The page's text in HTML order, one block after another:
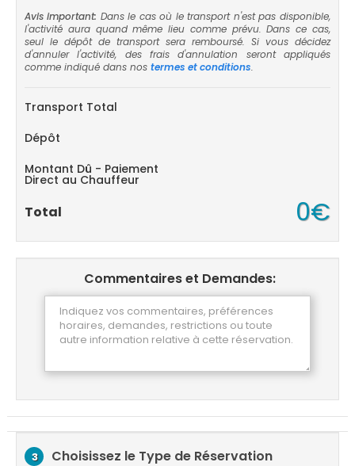
Avis important: Dans le cas où le transport n'est pas disponible,
l'activité aura quand même lieu comme prévu. Dans ce cas,
seul le dépôt de transport sera remboursé. Si vous décidez
d'annuler l'activité, des frais d'annulation seront appliqués
comme indiqué dans nos termes et conditions.
Transport Total
Dépôt
Montant Dû - Paiement
Direct au Chauffeur
Total 0€
Commentaires et Demandes:
3 Choisissez le Type de Réservation